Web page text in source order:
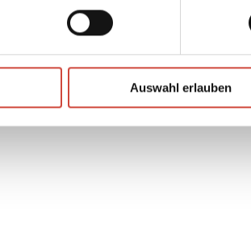
Auswahl erlauben